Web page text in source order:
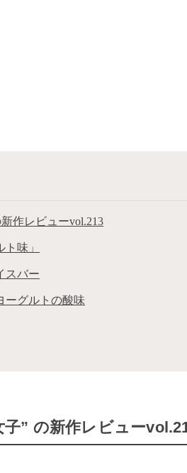
作レビューvol.213
味」
スバー
ーグルトの酸味
” の新作レビュー